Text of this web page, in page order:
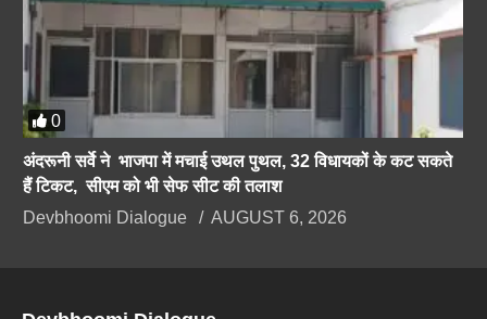
0
अंदरूनी सर्वे ने भाजपा में मचाई उथल पुथल, 32 विधायकों के कट सकते
हैं टिकट, सीएम को भी सेफ सीट की तलाश
Devbhoomi Dialogue
AUGUST 6, 2026